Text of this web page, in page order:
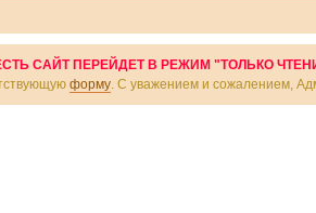
САЙТ ПЕРЕЙДЕТ В РЕЖИМ "ТОЛЬКО
форму . С уважением и сожалением,